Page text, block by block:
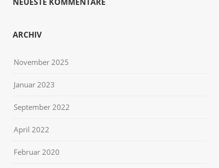
ARCHIV
November 2025
Januar 2023
September 2022
April 2022
Februar 2020